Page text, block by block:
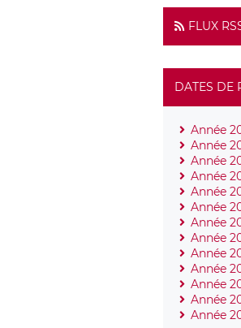
FLUX
DATES DE
Année
Année
Année
Année
Année
Année
Année
Année
Année
Année
Année
Année
Année